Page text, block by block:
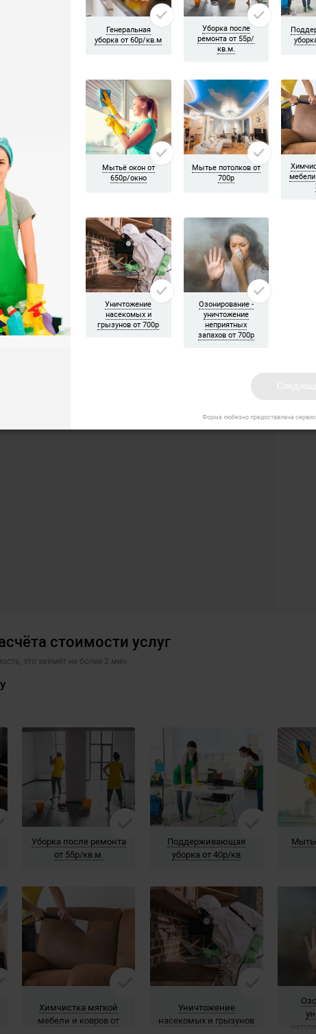
моющих средств. Они помогают вычищать грязь и
также его сушку по всем правилам. Так, высушить
Оптимально воспользоваться услугами
загрязнения напольного покрытия, мягкой мебели.
оборудованием. Это позволяет существенно экономить
гигиенические и моющие средства наиболее
бережностью по отношению к очищаемым поверхностям.
загрязнений, а также на придание ей наиболее